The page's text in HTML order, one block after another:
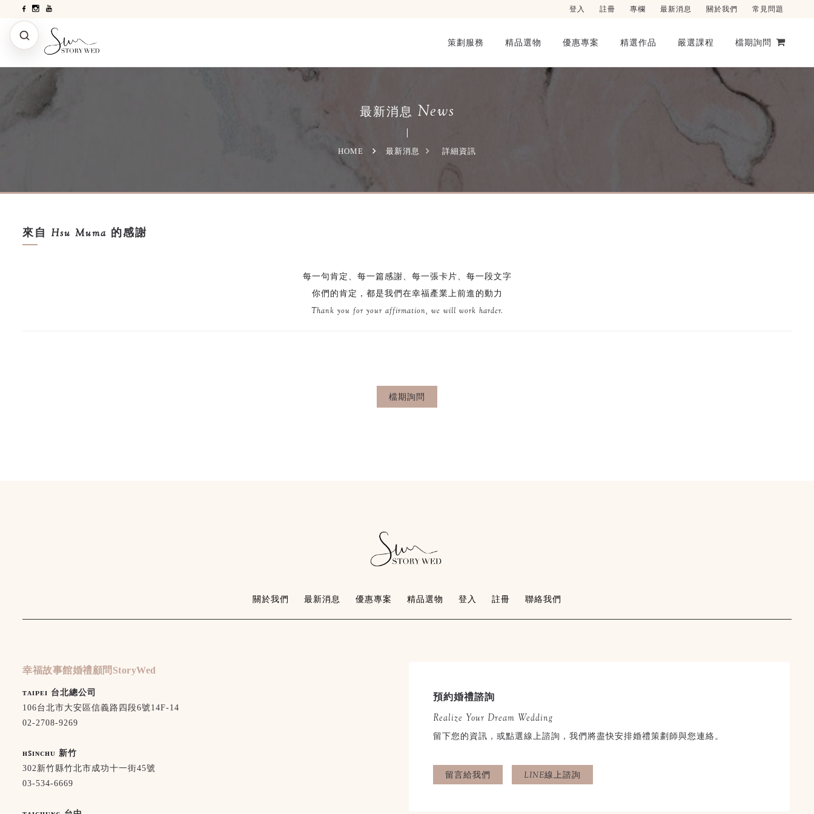
登入 註冊 專欄 最新消息 關於我們 常見問題
策劃服務 精品選物 優惠專案 精選作品 嚴選課程 檔期詢問
最新消息 News
HOME 最新消息 詳細資訊
來自 Hsu Muma 的感謝
每一句肯定、每一篇感謝、每一張卡片、每一段文字
你們的肯定，都是我們在幸福產業上前進的動力
​Thank you for your affirmation, we will work harder.
檔期詢問
關於我們 最新消息 優惠專案 精品選物 登入 註冊 聯絡我們
幸福故事館婚禮顧問StoryWed
ᴛᴀɪᴘᴇɪ 台北總公司
106台北市大安區信義路四段6號14F-14
02-2708-9269
ʜꜱɪɴᴄʜᴜ 新竹
302新竹縣竹北市成功十一街45號
03-534-6669
預約婚禮諮詢
Realize Your Dream Wedding
留下您的資訊，或點選線上諮詢，我們將盡快安排婚禮策劃師與您連絡。
留言給我們 LINE線上諮詢
線上婚禮諮詢